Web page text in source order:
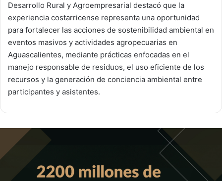
Desarrollo Rural y Agroempresarial destacó que la
experiencia costarricense representa una oportunidad
para fortalecer las acciones de sostenibilidad ambiental en
eventos masivos y actividades agropecuarias en
Aguascalientes, mediante prácticas enfocadas en el
manejo responsable de residuos, el uso eficiente de los
recursos y la generación de conciencia ambiental entre
participantes y asistentes.